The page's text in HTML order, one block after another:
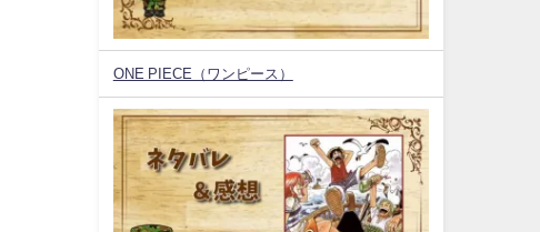
ONE PIECE（ワンピース）